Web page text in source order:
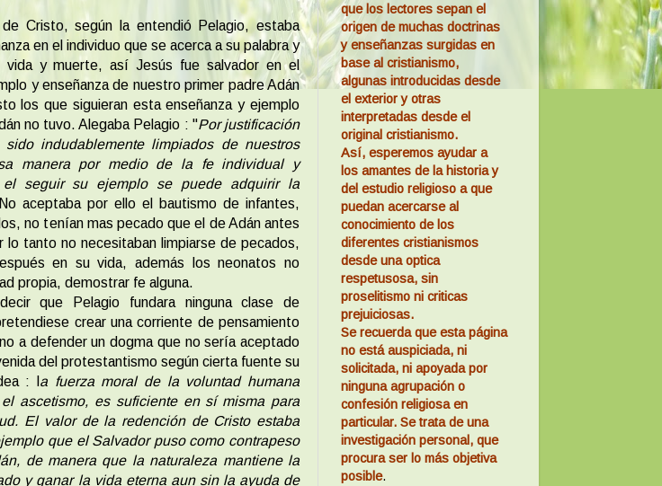
Cristo, según la entendió Pelagio, estaba
en el individuo que se acerca a su palabra y
y muerte, así Jesús fue salvador en el
y enseñanza de nuestro primer padre Adán
los que siguieran esta enseñanza y ejemplo
no tuvo. Alegaba Pelagio : "Por justificación
indudablemente limpiados de nuestros
manera por medio de la fe individual y
seguir su ejemplo se puede adquirir la
No aceptaba por ello el bautismo de infantes,
no tenían mas pecado que el de Adán antes
lo tanto no necesitaban limpiarse de pecados,
en su vida, además los neonatos no
propia, demostrar fe alguna.
que Pelagio fundara ninguna clase de
crear una corriente de pensamiento
a defender un dogma que no sería aceptado
del protestantismo según cierta fuente su
: l a fuerza moral de la voluntad humana
ascetismo, es suficiente en sí misma para
El valor de la redención de Cristo estaba
que el Salvador puso como contrapeso
de manera que la naturaleza mantiene la
y ganar la vida eterna aun sin la ayuda de
que los lectores sepan el
origen de muchas doctrinas
y enseñanzas surgidas en
base al cristianismo,
algunas introducidas desde
el exterior y otras
interpretadas desde el
original cristianismo.
Así, esperemos ayudar a
los amantes de la historia y
del estudio religioso a que
puedan acercarse al
conocimiento de los
diferentes cristianismos
desde una optica
respetusosa, sin
proselitismo ni criticas
prejuiciosas.
Se recuerda que esta página
no está auspiciada, ni
solicitada, ni apoyada por
ninguna agrupación o
confesión religiosa en
particular. Se trata de una
investigación personal, que
procura ser lo más objetiva
posible.